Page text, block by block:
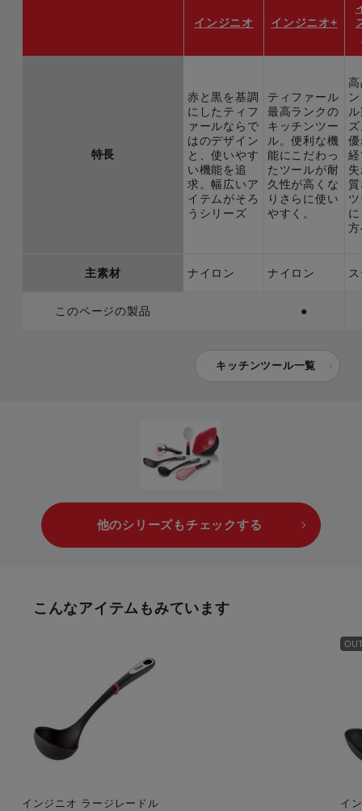
インジニオ インジニオ+
特長
赤と黒を基調
にしたティフ
ァールならで
はのデザイン
と、使いやす
い機能を追
求。幅広いア
イテムがそろ
うシリーズ
ティファール
最高ランクの
キッチンツー
ル。便利な機
能にこだわっ
たツールが耐
久性が高くな
りさらに使い
やすく。
主素材 ナイロン ナイロン
このページの製品 ●
キッチンツール一覧
他のシリーズもチェックする
こんなアイテムもみています
インジニオ ラージレードル イ